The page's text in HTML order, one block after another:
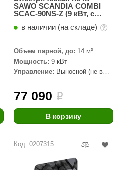
SAWO SCANDIA COMBI
SCAC-90NS-Z (9 кВт, с
выносной пульт, внутри
в наличии (на складе)
Объем парной, до: 14 м³
Мощность: 9 кВт
Управление: Выносной (не в
77 090 i
В корзину
Код: 0207315